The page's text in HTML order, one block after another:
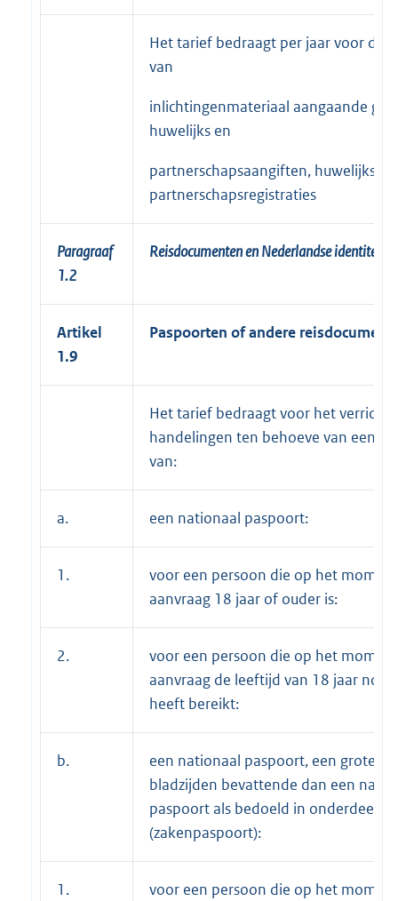
Het tarief bedraagt per jaar voor de
van
inlichtingenmateriaal aangaande
huwelijks en
partnerschapsaangiften, huwelijks en
partnerschapsregistraties
Paragraaf
1.2
Reisdocumenten en Nederlandse
Artikel
1.9
Paspoorten of andere
Het tarief bedraagt voor het
handelingen ten behoeve van een
van:
a. een nationaal paspoort:
1.
voor een persoon die op het
aanvraag 18 jaar of ouder is:
2.
voor een persoon die op het
aanvraag de leeftijd van 18 jaar nog
heeft bereikt:
b.
een nationaal paspoort, een groter
bladzijden bevattende dan een
paspoort als bedoeld in onderdeel a
(zakenpaspoort):
1.
voor een persoon die op het